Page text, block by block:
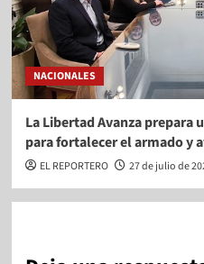
NACIONALES
La Libertad Avanza prepara
para fortalecer el armado y
EL REPORTERO 27 de julio de